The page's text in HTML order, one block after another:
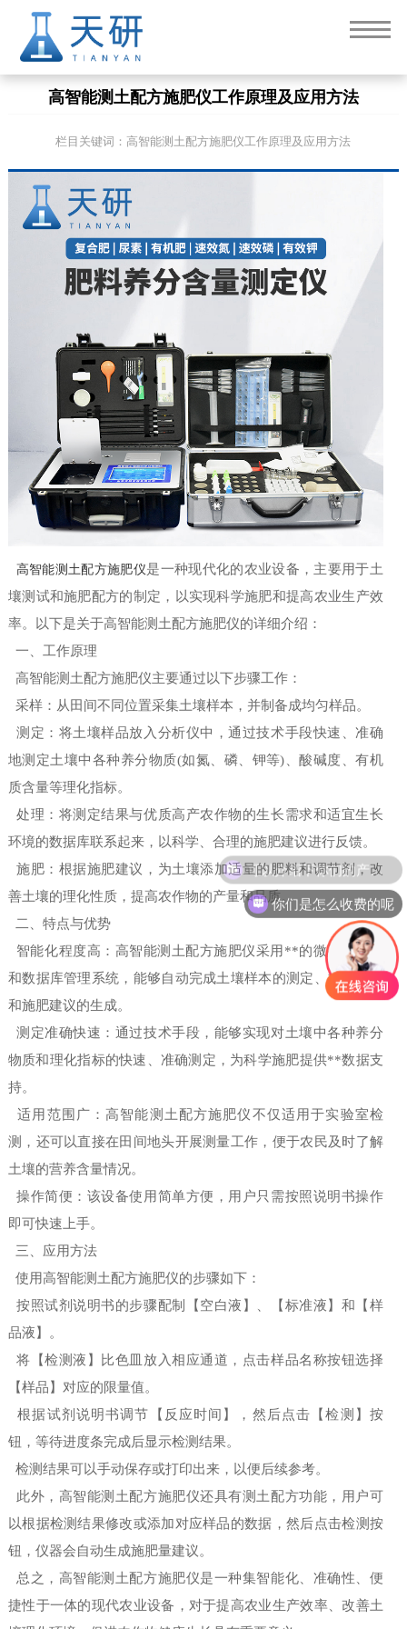
高智能测土配方施肥仪工作原理及应用方法
栏目关键词：高智能测土配方施肥仪工作原理及应用方法
高智能测土配方施肥仪是一种现代化的农业设备，主要用于土
壤测试和施肥配方的制定，以实现科学施肥和提高农业生产效
率。以下是关于高智能测土配方施肥仪的详细介绍：
一、工作原理
高智能测土配方施肥仪主要通过以下步骤工作：
采样：从田间不同位置采集土壤样本，并制备成均匀样品。
测定：将土壤样品放入分析仪中，通过技术手段快速、准确
地测定土壤中各种养分物质(如氮、磷、钾等)、酸碱度、有机
质含量等理化指标。
处理：将测定结果与优质高产农作物的生长需求和适宜生长
环境的数据库联系起来，以科学、合理的施肥建议进行反馈。
施肥：根据施肥建议，为土壤添加适量的肥料和调节剂，改
善土壤的理化性质，提高农作物的产量和品质。
二、特点与优势
智能化程度高：高智能测土配方施肥仪采用**的微型计算机
和数据库管理系统，能够自动完成土壤样本的测定、数据处理
和施肥建议的生成。
测定准确快速：通过技术手段，能够实现对土壤中各种养分
物质和理化指标的快速、准确测定，为科学施肥提供**数据支
持。
适用范围广：高智能测土配方施肥仪不仅适用于实验室检
测，还可以直接在田间地头开展测量工作，便于农民及时了解
土壤的营养含量情况。
操作简便：该设备使用简单方便，用户只需按照说明书操作
即可快速上手。
三、应用方法
使用高智能测土配方施肥仪的步骤如下：
按照试剂说明书的步骤配制【空白液】、【标准液】和【样
品液】。
将【检测液】比色皿放入相应通道，点击样品名称按钮选择
【样品】对应的限量值。
根据试剂说明书调节【反应时间】，然后点击【检测】按
钮，等待进度条完成后显示检测结果。
检测结果可以手动保存或打印出来，以便后续参考。
此外，高智能测土配方施肥仪还具有测土配方功能，用户可
以根据检测结果修改或添加对应样品的数据，然后点击检测按
钮，仪器会自动生成施肥量建议。
总之，高智能测土配方施肥仪是一种集智能化、准确性、便
捷性于一体的现代农业设备，对于提高农业生产效率、改善土
可以介绍下你们的产品么
你们是怎么收费的呢